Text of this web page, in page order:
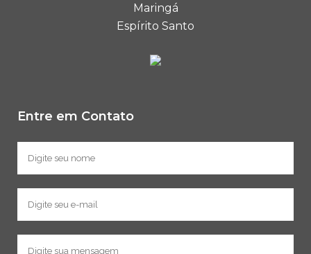
Maringá
Espírito Santo
Entre em Contato